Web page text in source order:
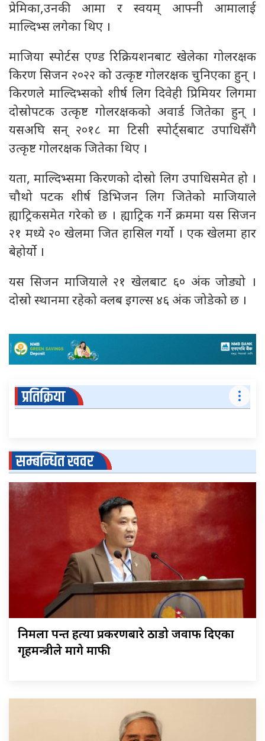
प्रेमिका,उनकी आमा र स्वयम् आफ्नी आमालाई
माल्दिभ्स लगेका थिए ।
माजिया स्पोर्टस एण्ड रिक्रियशनबाट खेलेका गोलरक्षक
किरण सिजन २०२२ को उत्कृष्ट गोलरक्षक चुनिएका हुन् ।
किरणले माल्दिभ्सको शीर्ष लिग दिवेही प्रिमियर लिगमा
दोस्रोपटक उत्कृष्ट गोलरक्षकको अवार्ड जितेका हुन् ।
यसअघि सन् २०१८ मा टिसी स्पोर्ट्सबाट उपाधिसँगै
उत्कृष्ट गोलरक्षक जितेका थिए ।
यता, माल्दिभ्समा किरणको दोस्रो लिग उपाधिसमेत हो ।
चौथो पटक शीर्ष डिभिजन लिग जितेको माजियाले
ह्याट्रिकसमेत गरेको छ । ह्याट्रिक गर्ने क्रममा यस सिजन
२१ मध्ये २० खेलमा जित हासिल गर्यो । एक खेलमा हार
बेहोर्यो ।
यस सिजन माजियाले २१ खेलबाट ६० अंक जोड्यो ।
दोस्रो स्थानमा रहेको क्लब इगल्स ४६ अंक जोडेको छ ।
प्रतिक्रिया
सम्बन्धित खवर
निर्मला पन्त हत्या प्रकरणबारे ठाडो जवाफ दिएका
गृहमन्त्रीले मागे माफी